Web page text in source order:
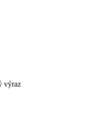
výraz